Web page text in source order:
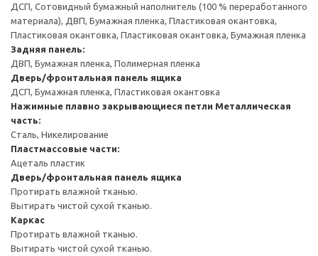
ДСП, Сотовидный бумажный наполнитель (100 % переработанного
материала), ДВП, Бумажная пленка, Пластиковая окантовка,
Пластиковая окантовка, Пластиковая окантовка, Бумажная пленка
Задняя панель:
ДВП, Бумажная пленка, Полимерная пленка
Дверь/фронтальная панель ящика
ДСП, Бумажная пленка, Пластиковая окантовка
Нажимные плавно закрывающиеся петли Металлическая
часть:
Сталь, Никелирование
Пластмассовые части:
Ацеталь пластик
Дверь/фронтальная панель ящика
Протирать влажной тканью.
Вытирать чистой сухой тканью.
Каркас
Протирать влажной тканью.
Вытирать чистой сухой тканью.